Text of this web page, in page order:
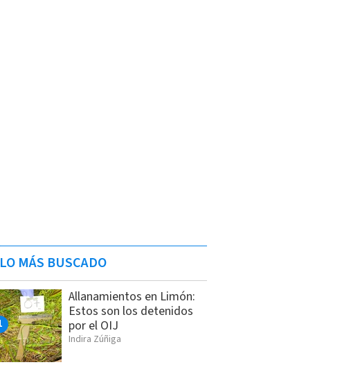
LO MÁS BUSCADO
Allanamientos en Limón:
Estos son los detenidos
por el OIJ
Indira Zúñiga